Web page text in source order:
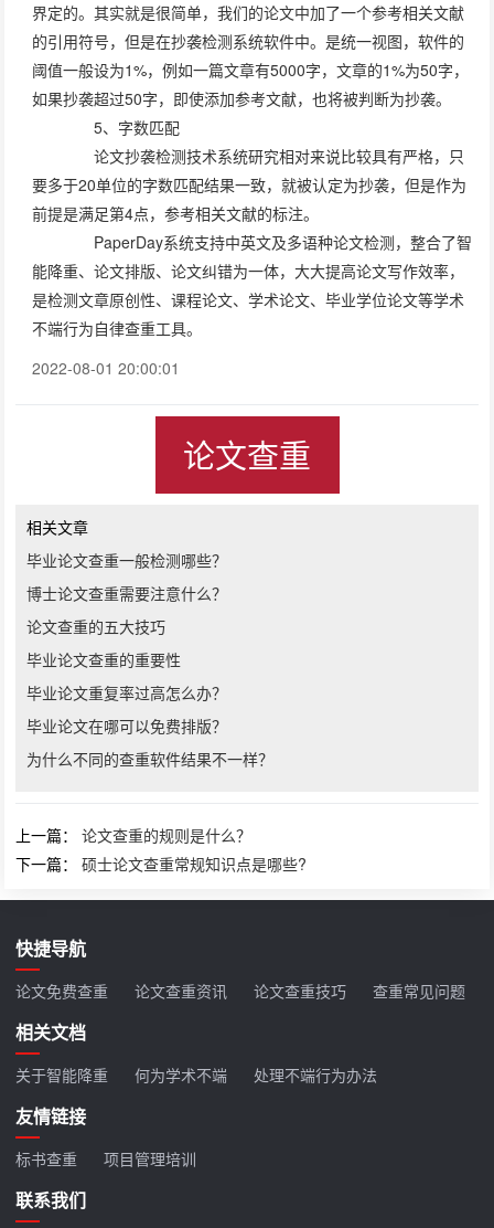
界定的。其实就是很简单，我们的论文中加了一个参考相关文献
的引用符号，但是在抄袭检测系统软件中。是统一视图，软件的
阈值一般设为1%，例如一篇文章有5000字，文章的1%为50字，
如果抄袭超过50字，即使添加参考文献，也将被判断为抄袭。
5、字数匹配
论文抄袭检测技术系统研究相对来说比较具有严格，只
要多于20单位的字数匹配结果一致，就被认定为抄袭，但是作为
前提是满足第4点，参考相关文献的标注。
PaperDay系统支持中英文及多语种论文检测，整合了智
能降重、论文排版、论文纠错为一体，大大提高论文写作效率，
是检测文章原创性、课程论文、学术论文、毕业学位论文等学术
不端行为自律查重工具。
2022-08-01 20:00:01
论文查重
相关文章
毕业论文查重一般检测哪些？
博士论文查重需要注意什么？
论文查重的五大技巧
毕业论文查重的重要性
毕业论文重复率过高怎么办？
毕业论文在哪可以免费排版？
为什么不同的查重软件结果不一样？
上一篇：论文查重的规则是什么？
下一篇：硕士论文查重常规知识点是哪些?
快捷导航
论文免费查重 论文查重资讯 论文查重技巧 查重常见问题
相关文档
关于智能降重 何为学术不端 处理不端行为办法
友情链接
标书查重 项目管理培训
联系我们